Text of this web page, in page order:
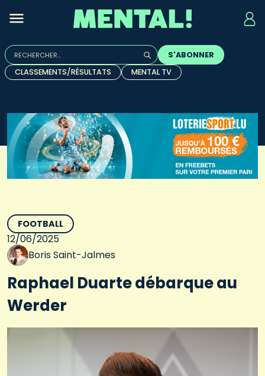
Rechercher :
Quand les résultats de l'auto-complétion sont
S'ABONNER
CLASSEMENTS/RÉSULTATS
MENTAL TV
FOOTBALL
12/06/2025
Boris Saint-Jalmes
Raphael Duarte débarque au
Werder